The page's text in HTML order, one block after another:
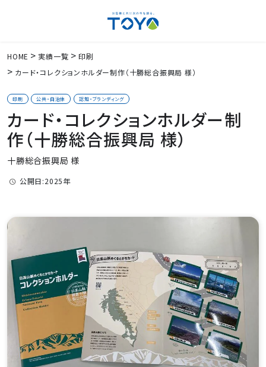
HOME 実績一覧
印刷
カード・コレクションホルダー制作（十勝総合振興局 様）
印刷 公共・自治体 認知・ブランディング
カード・コレクションホルダー制
作（十勝総合振興局 様）
十勝総合振興局 様
公開日:2025年